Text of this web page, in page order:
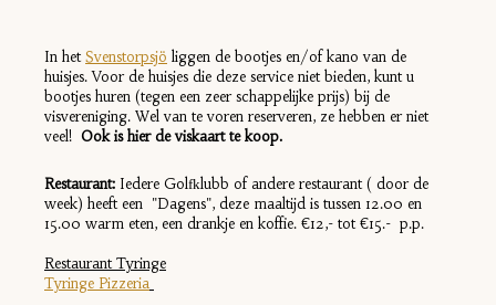
In hetSvenstorpsjö liggen de bootjes en/of kano van de
huisjes. Voor de huisjes die deze service niet bieden, kunt u
bootjes huren (tegen een zeer schappelijke prijs) bij de
visvereniging. Wel van te voren reserveren, ze hebben er niet
veel! Ook is hier de viskaart te koop.
Restaurant: Iedere Golfklubb of andere restaurant ( door de
week) heeft een "Dagens", deze maaltijd is tussen 12.00 en
15.00 warm eten, een drankje en koffie. €12,- tot €15.- p.p.
Restaurant Tyringe
Tyringe Pizzeria